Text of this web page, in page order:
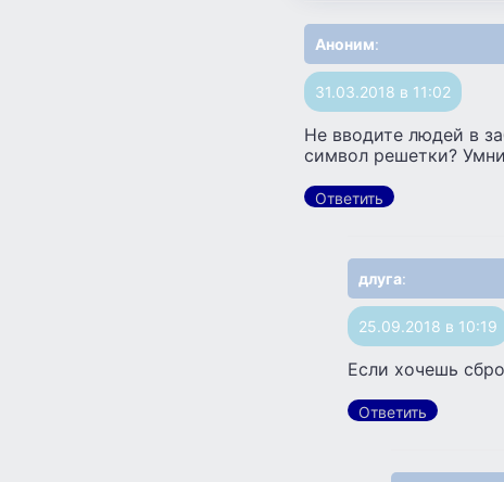
Аноним:
31.03.2018 в 11:02
Не вводите людей в
символ решетки?
Ответить
длуга:
25.09.2018 в 10:19
Если хочешь
Ответить